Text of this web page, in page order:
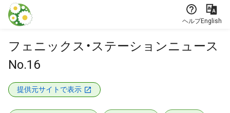
本文に飛ぶ
ヘルプEnglish
フェニックス・ステーションニュース
No.16
提供元サイトで表示